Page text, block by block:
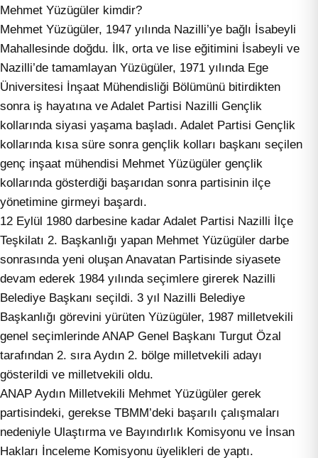
Mehmet Yüzügüler kimdir?
Mehmet Yüzügüler, 1947 yılında Nazilli’ye bağlı İsabeyli
Mahallesinde doğdu. İlk, orta ve lise eğitimini İsabeyli ve
Nazilli’de tamamlayan Yüzügüler, 1971 yılında Ege
Üniversitesi İnşaat Mühendisliği Bölümünü bitirdikten
sonra iş hayatına ve Adalet Partisi Nazilli Gençlik
kollarında siyasi yaşama başladı. Adalet Partisi Gençlik
kollarında kısa süre sonra gençlik kolları başkanı seçilen
genç inşaat mühendisi Mehmet Yüzügüler gençlik
kollarında gösterdiği başarıdan sonra partisinin ilçe
yönetimine girmeyi başardı.
12 Eylül 1980 darbesine kadar Adalet Partisi Nazilli İlçe
Teşkilatı 2. Başkanlığı yapan Mehmet Yüzügüler darbe
sonrasında yeni oluşan Anavatan Partisinde siyasete
devam ederek 1984 yılında seçimlere girerek Nazilli
Belediye Başkanı seçildi. 3 yıl Nazilli Belediye
Başkanlığı görevini yürüten Yüzügüler, 1987 milletvekili
genel seçimlerinde ANAP Genel Başkanı Turgut Özal
tarafından 2. sıra Aydın 2. bölge milletvekili adayı
gösterildi ve milletvekili oldu.
ANAP Aydın Milletvekili Mehmet Yüzügüler gerek
partisindeki, gerekse TBMM’deki başarılı çalışmaları
nedeniyle Ulaştırma ve Bayındırlık Komisyonu ve İnsan
Hakları İnceleme Komisyonu üyelikleri de yaptı.